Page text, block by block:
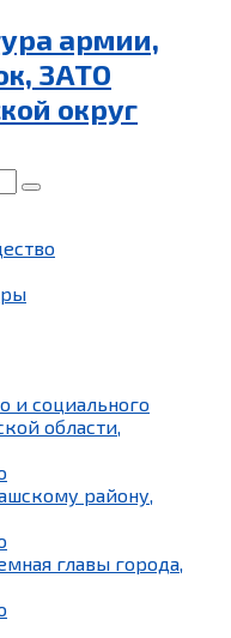
армии,
ЗАТО
округ
и социального
области,
району,
главы города,